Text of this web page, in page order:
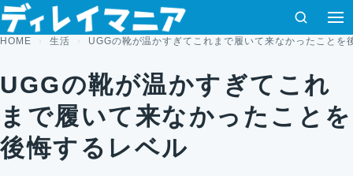
コンテンツへスキップ
検索
HOME 生活 UGGの靴が温かすぎてこれまで履いて来なかったことを
UGGの靴が温かすぎてこれ
まで履いて来なかったことを
後悔するレベル